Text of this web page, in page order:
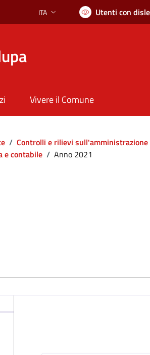
Lingua attiva:
ITA Utenti con
Vivere il Comune
/ Controlli e rilievi sull'amministrazione
e contabile / Anno 2021